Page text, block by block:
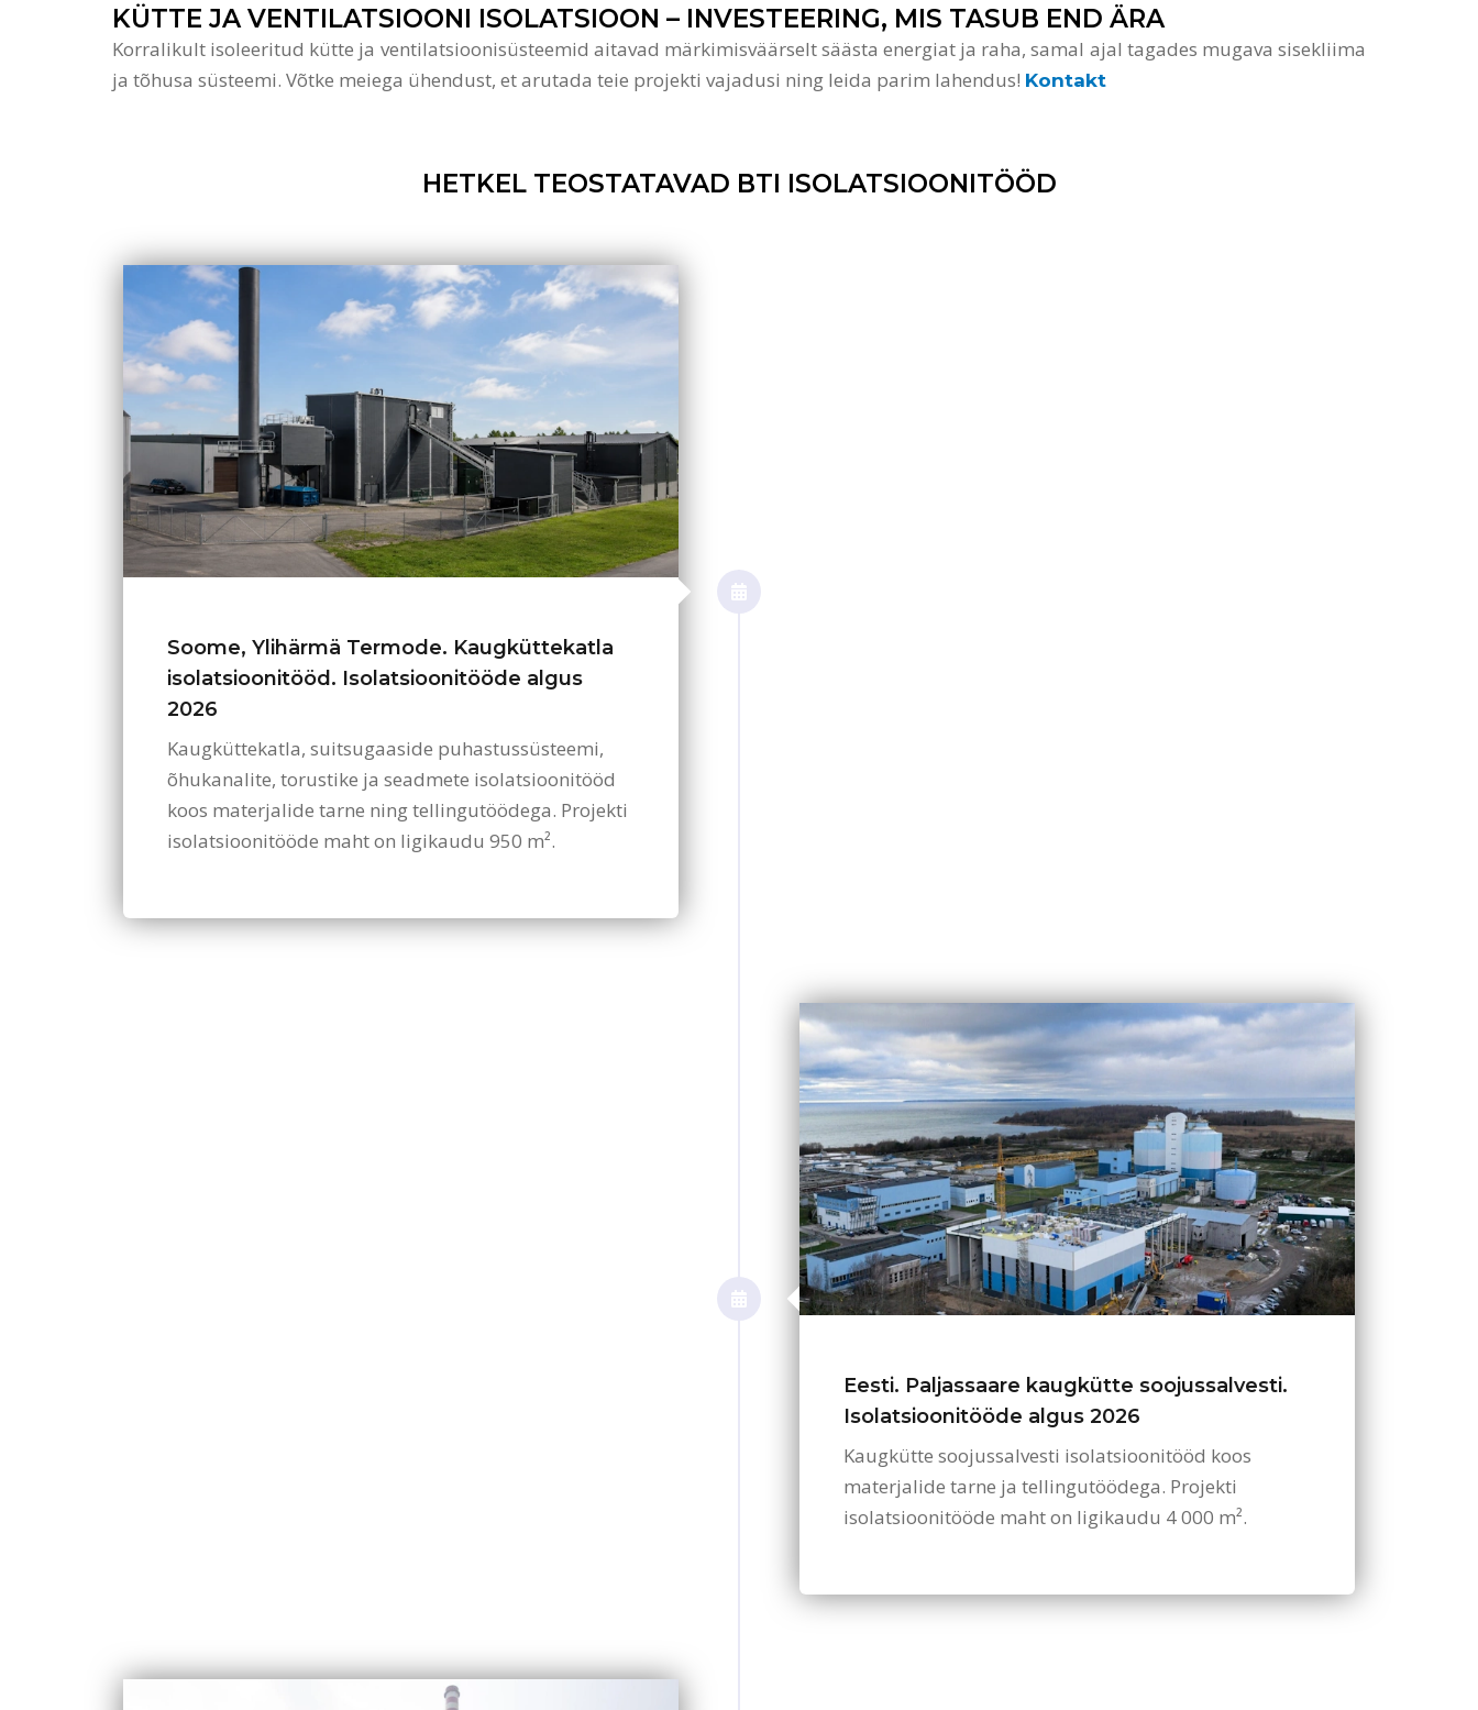
KÜTTE JA VENTILATSIOONI ISOLATSIOON – INVESTEERING, MIS TASUB END ÄRA
Korralikult isoleeritud kütte ja ventilatsioonisüsteemid aitavad märkimisväärselt säästa energiat ja raha, samal ajal tagades mugava sisekliima
ja tõhusa süsteemi. Võtke meiega ühendust, et arutada teie projekti vajadusi ning leida parim lahendus! Kontakt
HETKEL TEOSTATAVAD BTI ISOLATSIOONITÖÖD
Soome, Ylihärmä Termode. Kaugküttekatla
isolatsioonitööd. Isolatsioonitööde algus
2026
Kaugküttekatla, suitsugaaside puhastussüsteemi,
õhukanalite, torustike ja seadmete isolatsioonitööd
koos materjalide tarne ning tellingutöödega. Projekti
isolatsioonitööde maht on ligikaudu 950 m².
Eesti. Paljassaare kaugkütte soojussalvesti.
Isolatsioonitööde algus 2026
Kaugkütte soojussalvesti isolatsioonitööd koos
materjalide tarne ja tellingutöödega. Projekti
isolatsioonitööde maht on ligikaudu 4 000 m².